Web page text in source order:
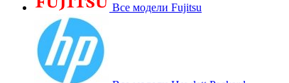
Все модели Fujitsu